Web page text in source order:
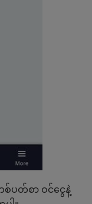
ပတ်စာ ဝင်ငွေနဲ့